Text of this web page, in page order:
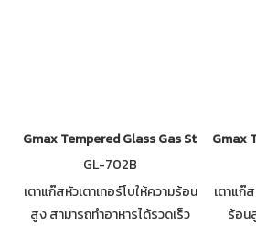
Gmax Tempered Glass Gas Stove 2
GL-702B
เตาแก๊สหัวเตาเทอร์โบให้ความร้อน
สูง สามารถทำอาหารได้รวดเร็ว
Gmax
เตาแก๊
ร้อน